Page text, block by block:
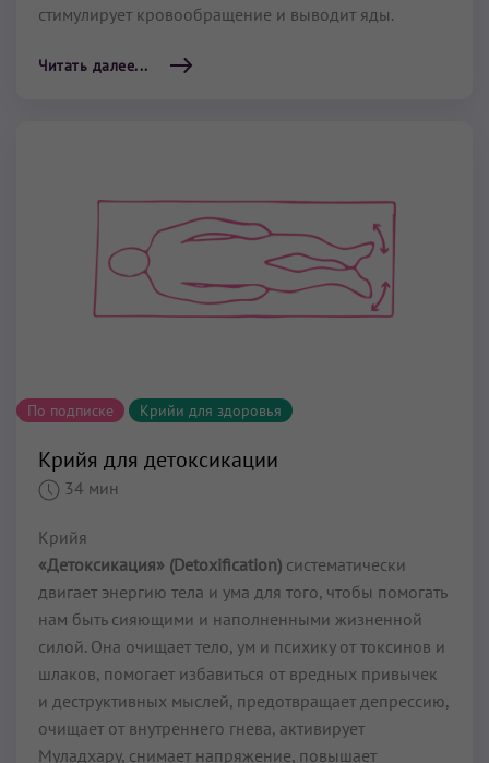
стимулирует кровообращение и выводит яды.
Читать далее...
По подписке Крийи для здоровья
Крийя для детоксикации
34 мин
Крийя
«Детоксикация» (Detoxification) систематически
двигает энергию тела и ума для того, чтобы помогать
нам быть сияющими и наполненными жизненной
силой. Она очищает тело, ум и психику от токсинов и
шлаков, помогает избавиться от вредных привычек
и деструктивных мыслей, предотвращает депрессию,
очищает от внутреннего гнева, активирует
Муладхару, снимает напряжение, повышает